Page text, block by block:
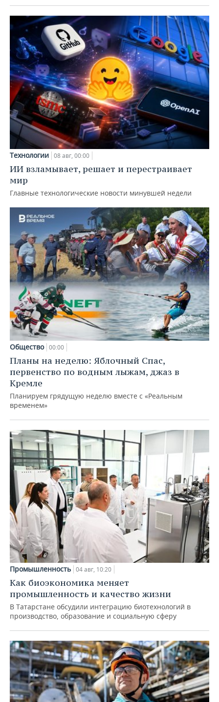
Технологии 08 авг, 00:00
ИИ взламывает, решает и перестраивает
мир
Главные технологические новости минувшей недели
Общество 00:00
Планы на неделю: Яблочный Спас,
первенство по водным лыжам, джаз в
Кремле
Планируем грядущую неделю вместе с «Реальным
временем»
Промышленность 04 авг, 10:20
Как биоэкономика меняет
промышленность и качество жизни
В Татарстане обсудили интеграцию биотехнологий в
производство, образование и социальную сферу